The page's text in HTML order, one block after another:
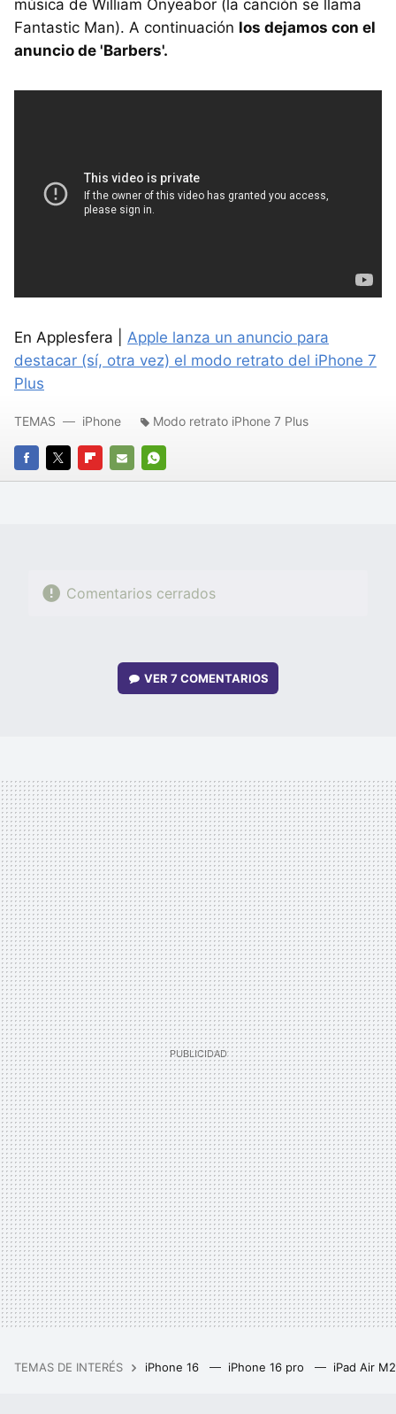
música de William Onyeabor (la canción se llama
Fantastic Man). A continuación los dejamos con el
anuncio de 'Barbers'.
En Applesfera | Apple lanza un anuncio para
destacar (sí, otra vez) el modo retrato del iPhone 7
Plus
FACEBOOK
TWITTERFLIPBOARD
E-
WHATSAPP
TEMAS iPhone Modo retrato iPhone 7 Plus
Comentarios cerrados
VER7 COMENTARIOS
TEMAS DE INTERÉS iPhone 16 iPhone 16 pro iPad Air